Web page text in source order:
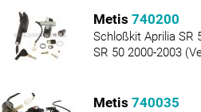
Metis 740200
Schloßkit Aprilia SR
SR 50 2000-2003
Metis 740035